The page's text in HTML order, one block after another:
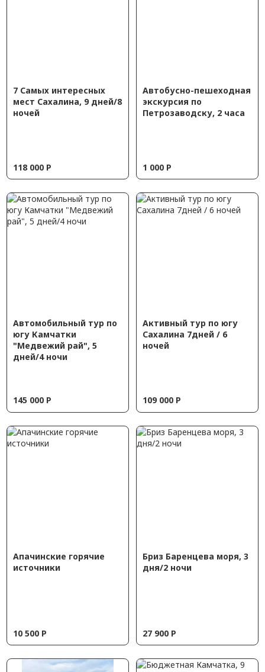
7 Самых интересных
мест Сахалина, 9 дней/8
ночей
118 000 Р
Автобусно-пешеходная
экскурсия по
Петрозаводску, 2 часа
1 000 Р
Автомобильный тур по
югу Камчатки
"Медвежий рай", 5
дней/4 ночи
145 000 Р
Активный тур по югу
Сахалина 7дней / 6
ночей
109 000 Р
Апачинские горячие
источники
10 500 Р
Бриз Баренцева моря, 3
дня/2 ночи
27 900 Р